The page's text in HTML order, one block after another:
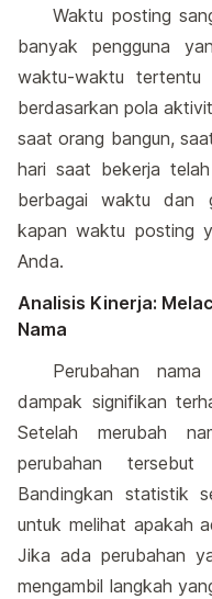
Waktu posting
banyak pengguna
waktu-waktu
berdasarkan pola
saat orang bangun,
hari saat bekerja
berbagai waktu dan
kapan waktu posting
Anda.
Analisis Kinerja:
Nama
Perubahan
dampak signifikan
Setelah merubah
perubahan
Bandingkan statistik
untuk melihat apakah
Jika ada perubahan
mengambil langkah